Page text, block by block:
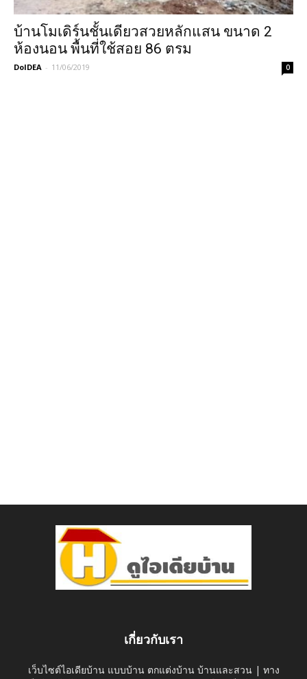
บ้านโมเดิร์นชั้นเดียวสวยหลักแสน ขนาด 2
ห้องนอน พื้นที่ใช้สอย 86 ตรม
DoIDEA - 11/06/2019 0
เกี่ยวกับเรา
เว็บไซต์ไอเดียบ้าน แบบบ้าน ตกแต่งบ้าน บ้านและสวน | ทาง